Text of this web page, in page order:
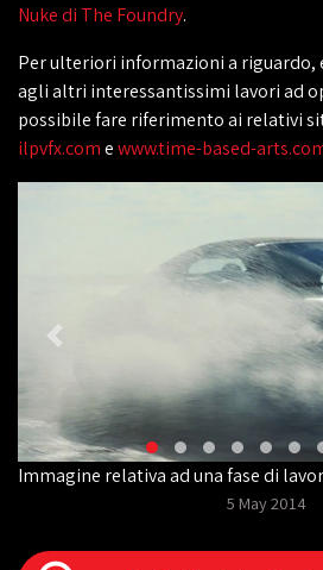
Nuke di The Foundry.
Per ulteriori informazioni a riguardo,
agli altri interessantissimi lavori ad
possibile fare riferimento ai relativi
ilpvfx.comewww.time-based-
Immagine relativa ad una fase di
5 May 2014